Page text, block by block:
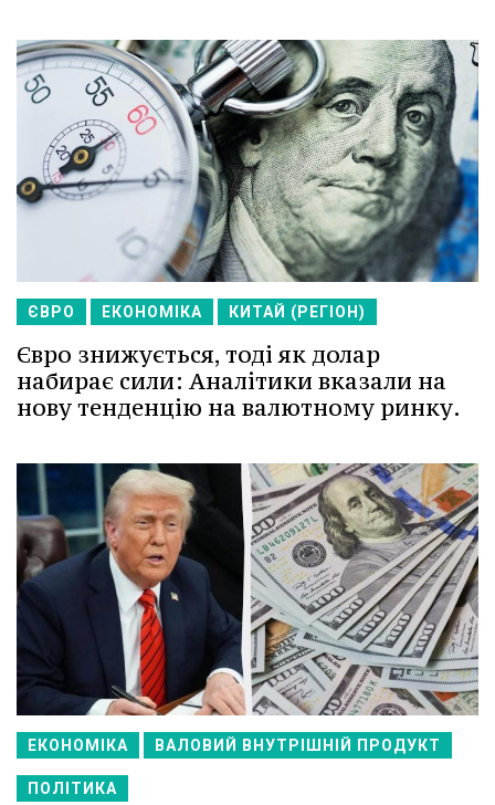
ЄВРО ЕКОНОМІКА КИТАЙ (РЕГІОН)
Євро знижується, тоді як долар
набирає сили: Аналітики вказали на
нову тенденцію на валютному ринку.
ЕКОНОМІКА ВАЛОВИЙ ВНУТРІШНІЙ ПРОДУКТ
ПОЛІТИКА